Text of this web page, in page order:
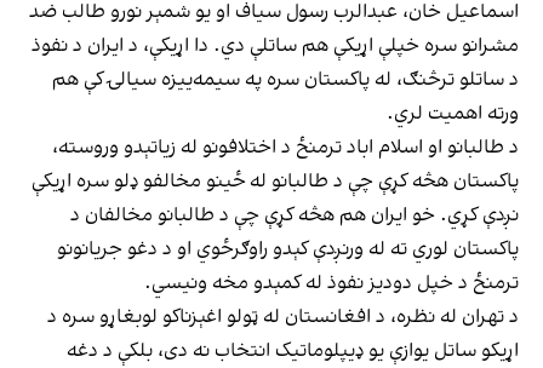
اسماعیل خان، عبدالرب رسول سیاف او یو شمېر نورو طالب ضد
مشرانو سره خپلې اړیکې هم ساتلې دي. دا اړیکې، د ایران د نفوذ
د ساتلو ترڅنګ، له پاکستان سره په سیمه‌ییزه سیالۍ کې هم
ورته اهمیت لري.
د طالبانو او اسلام اباد ترمنځ د اختلافونو له زیاتېدو وروسته،
پاکستان هڅه کړې چې د طالبانو له ځینو مخالفو ډلو سره اړیکې
نږدې کړي. خو ایران هم هڅه کړې چې د طالبانو مخالفان د
پاکستان لوري ته له ورنږدې کېدو راوګرځوي او د دغو جریانونو
ترمنځ د خپل دودیز نفوذ له کمېدو مخه ونیسي.
د تهران له نظره، د افغانستان له ټولو اغېزناکو لوبغاړو سره د
اړیکو ساتل یوازې یو ډیپلوماتیک انتخاب نه دی، بلکې د دغه